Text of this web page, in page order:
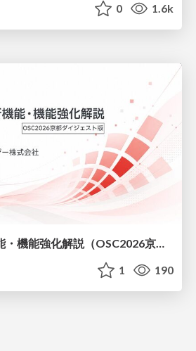
0 1.6k
Redmine 7.0 新機能・機能強化解説（OSC2026京都ダイジェスト版）
1 190